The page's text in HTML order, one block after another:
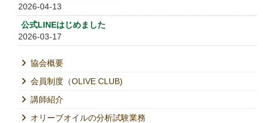
2026-04-13
公式LINEはじめました
2026-03-17
協会概要
会員制度（OLIVE CLUB)
講師紹介
オリーブオイルの分析試験業務